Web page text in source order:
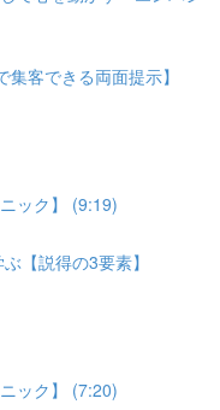
客できる両面提示】
ック】 (9:19)
【説得の3要素】
ック】 (7:20)